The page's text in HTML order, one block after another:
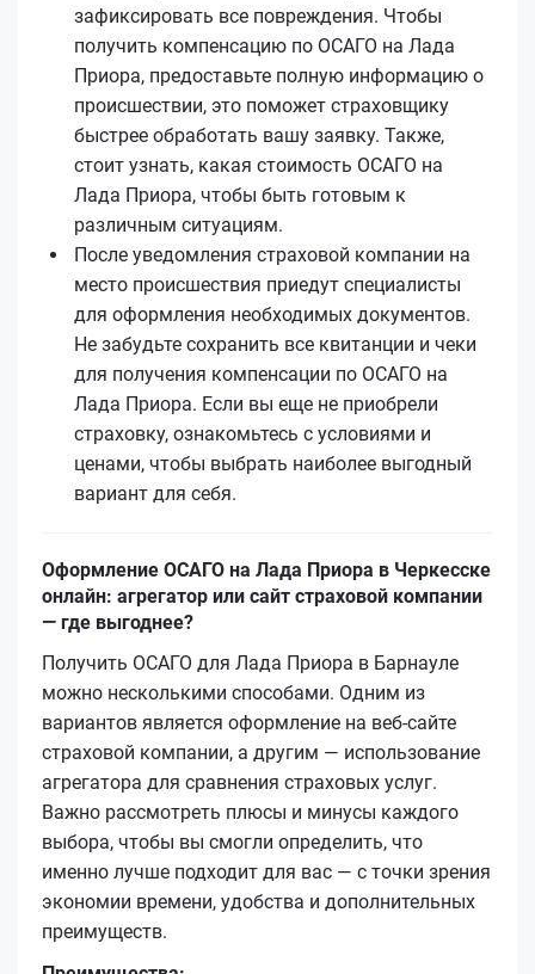
зафиксировать все повреждения. Чтобы
получить компенсацию по ОСАГО на Лада
Приора, предоставьте полную информацию о
происшествии, это поможет страховщику
быстрее обработать вашу заявку. Также,
стоит узнать, какая стоимость ОСАГО на
Лада Приора, чтобы быть готовым к
различным ситуациям.
После уведомления страховой компании на
место происшествия приедут специалисты
для оформления необходимых документов.
Не забудьте сохранить все квитанции и чеки
для получения компенсации по ОСАГО на
Лада Приора. Если вы еще не приобрели
страховку, ознакомьтесь с условиями и
ценами, чтобы выбрать наиболее выгодный
вариант для себя.
Оформление ОСАГО на Лада Приора в Черкесске
онлайн: агрегатор или сайт страховой компании
— где выгоднее?
Получить ОСАГО для Лада Приора в Барнауле
можно несколькими способами. Одним из
вариантов является оформление на веб-сайте
страховой компании, а другим — использование
агрегатора для сравнения страховых услуг.
Важно рассмотреть плюсы и минусы каждого
выбора, чтобы вы смогли определить, что
именно лучше подходит для вас — с точки зрения
экономии времени, удобства и дополнительных
преимуществ.